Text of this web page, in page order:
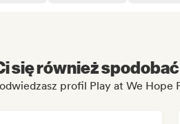
się również
profil Play at We